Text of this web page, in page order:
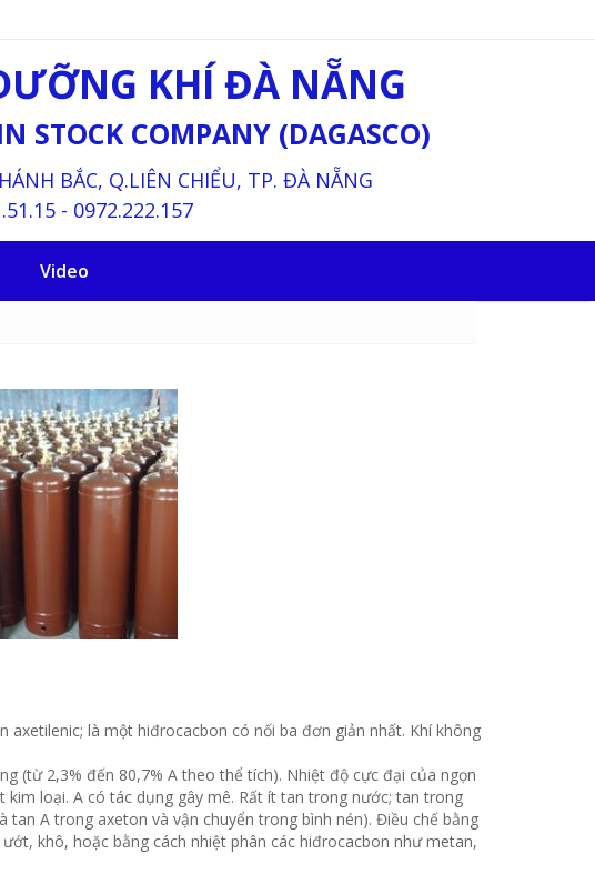
KHÍ ĐÀ NẴNG
STOCK COMPANY (DAGASCO)
BẮC, Q.LIÊN CHIỂU, TP. ĐÀ NẴNG
- 0972.222.157
Video
axetilenic; là một hiđrocacbon có nối ba đơn giản nhất. Khí không
(từ 2,3% đến 80,7% A theo thể tích). Nhiệt độ cực đại của ngọn
loại. A có tác dụng gây mê. Rất ít tan trong nước; tan trong
A trong axeton và vận chuyển trong bình nén). Điều chế bằng
khô, hoặc bằng cách nhiệt phân các hiđrocacbon như metan,